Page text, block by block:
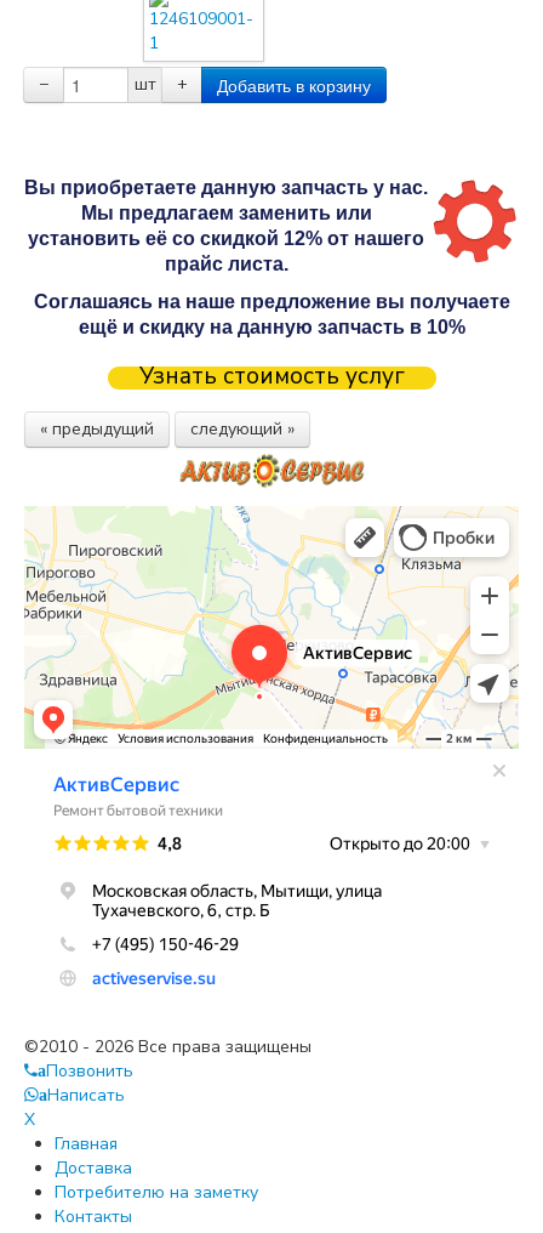
− шт +
Вы приобретаете данную запчасть у нас.
Мы предлагаем заменить или
установить её со скидкой 12% от нашего
прайс листа.
Соглашаясь на наше предложение вы получаете
ещё и скидку на данную запчасть в 10%
Узнать стоимость услуг
« предыдущий следующий »
©2010 - 2026 Все права защищены
aПозвонить
aНаписать
X
Главная
Доставка
Потребителю на заметку
Контакты